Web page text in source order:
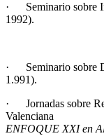
· Seminario sobre
1992).
· Seminario sobre
1.991).
· Jornadas sobre
ENFOQUE XXI en